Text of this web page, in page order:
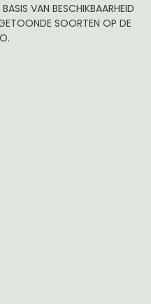
VAN BESCHIKBAARHEID
SOORTEN OP DE